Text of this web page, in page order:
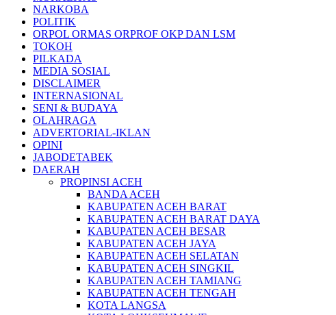
NARKOBA
POLITIK
ORPOL ORMAS ORPROF OKP DAN LSM
TOKOH
PILKADA
MEDIA SOSIAL
DISCLAIMER
INTERNASIONAL
SENI & BUDAYA
OLAHRAGA
ADVERTORIAL-IKLAN
OPINI
JABODETABEK
DAERAH
PROPINSI ACEH
BANDA ACEH
KABUPATEN ACEH BARAT
KABUPATEN ACEH BARAT DAYA
KABUPATEN ACEH BESAR
KABUPATEN ACEH JAYA
KABUPATEN ACEH SELATAN
KABUPATEN ACEH SINGKIL
KABUPATEN ACEH TAMIANG
KABUPATEN ACEH TENGAH
KOTA LANGSA